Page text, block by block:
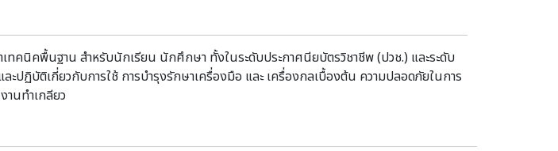
คนิคพื้นฐาน สำหรับนักเรียน นักศึกษา ทั้งในระดับประกาศนียบัตรวิชาชีพ (ปวช.) และระดับ
ฏิบัติเกี่ยวกับการใช้ การบำรุงรักษาเครื่องมือ และ เครื่องกลเบื้องต้น ความปลอดภัยในการ
านทำเกลียว